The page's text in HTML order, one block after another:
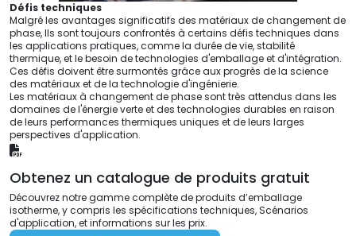
Défis techniques
Malgré les avantages significatifs des matériaux de changement de
phase, Ils sont toujours confrontés à certains défis techniques dans
les applications pratiques, comme la durée de vie, stabilité
thermique, et le besoin de technologies d'emballage et d'intégration.
Ces défis doivent être surmontés grâce aux progrès de la science
des matériaux et de la technologie d'ingénierie.
Les matériaux à changement de phase sont très attendus dans les
domaines de l'énergie verte et des technologies durables en raison
de leurs performances thermiques uniques et de leurs larges
perspectives d'application.
Obtenez un catalogue de produits gratuit
Découvrez notre gamme complète de produits d’emballage
isotherme, y compris les spécifications techniques, Scénarios
d'application, et informations sur les prix.